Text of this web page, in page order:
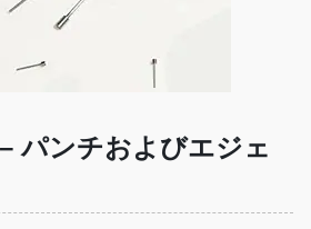
パンチおよびエジェ